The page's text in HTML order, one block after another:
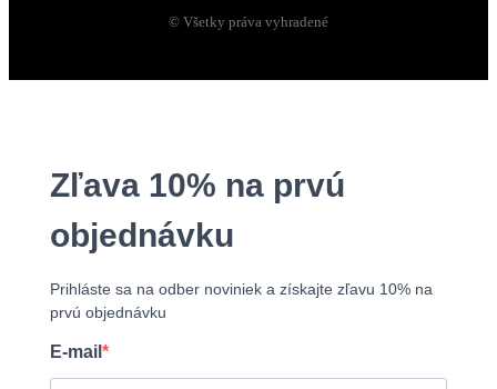
© Všetky práva vyhradené
Zľava 10% na prvú
objednávku
Prihláste sa na odber noviniek a získajte zľavu 10% na
prvú objednávku
E-mail